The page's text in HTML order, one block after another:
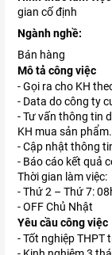
gian cố định
Ngành nghề:
Bán hàng
Mô tả công việc
- Gọi ra cho KH
- Data do công ty
- Tư vấn thông tin
KH mua sản phẩm.
- Cập nhật thông
- Báo cáo kết quả
Thời gian làm việc:
- Thứ 2 – Thứ 7:
- OFF Chủ Nhật
Yêu cầu công việc
- Tốt nghiệp THPT